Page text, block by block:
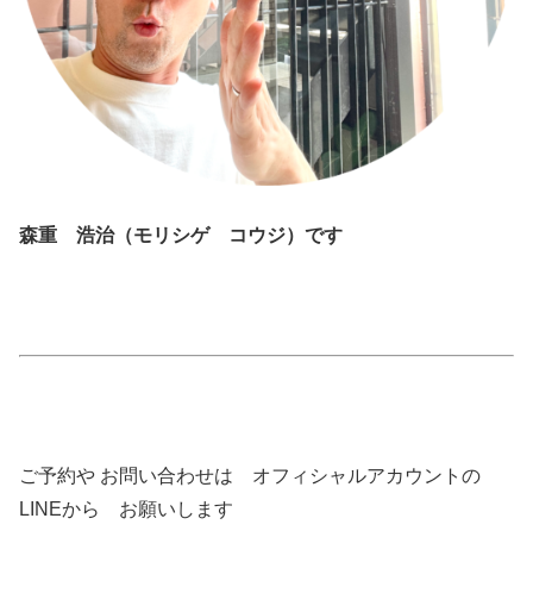
森重 浩治（モリシゲ コウジ）です
ご予約や お問い合わせは オフィシャルアカウントの
LINEから お願いします